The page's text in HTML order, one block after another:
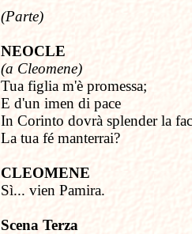
(Parte)
NEOCLE
(a Cleomene)
Tua figlia m'è promessa;
E d'un imen di pace
In Corinto dovrà splender la
La tua fé manterrai?
CLEOMENE
Sì... vien Pamira.
Scena Terza